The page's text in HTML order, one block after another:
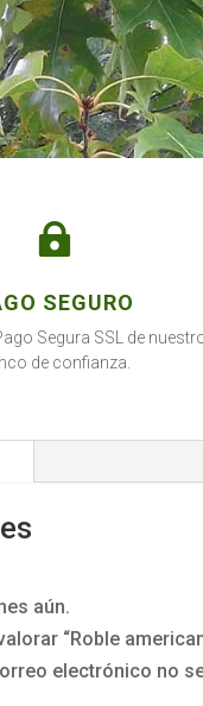

SEGURO
Segura SSL de
de confianza.
aún.
“Roble
electrónico no